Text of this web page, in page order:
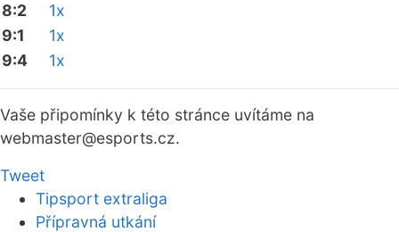
8:2
1x
9:1
1x
9:4
1x
Vaše připomínky k této stránce uvítáme na
webmaster@esports.cz.
Tweet
Tipsport extraliga
Přípravná utkání